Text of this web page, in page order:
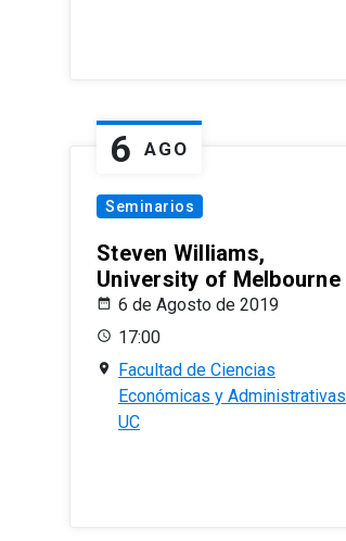
6 AGO
Seminarios
Steven Williams,
University of Melbourne
6 de Agosto de 2019
17:00
Facultad de Ciencias
Económicas y Administrativas
UC